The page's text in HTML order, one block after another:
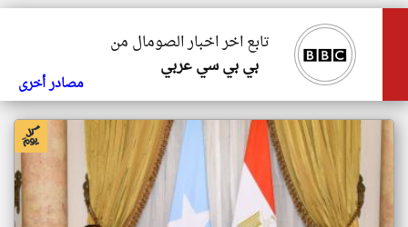
تابع اخر اخبار الصومال من
بي بي سي عربي
مصادر أخرى